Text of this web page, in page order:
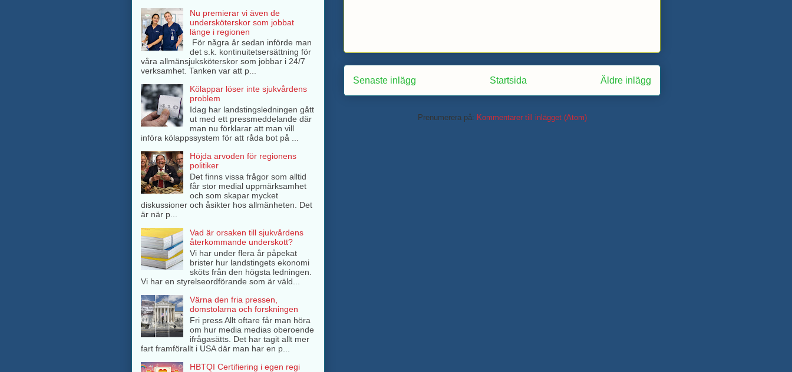
Senaste inlägg Äldre inlägg
Startsida
Prenumerera på: Kommentarer till inlägget (Atom)
Nu premierar vi även de
undersköterskor som jobbat
länge i regionen
För några år sedan införde man
det s.k. kontinuitetsersättning för
våra allmänsjuksköterskor som jobbar i 24/7
verksamhet. Tanken var att p...
Kölappar löser inte sjukvårdens
problem
Idag har landstingsledningen gått
ut med ett pressmeddelande där
man nu förklarar att man vill
införa kölappssystem för att råda bot på ...
Höjda arvoden för regionens
politiker
Det finns vissa frågor som alltid
får stor medial uppmärksamhet
och som skapar mycket
diskussioner och åsikter hos allmänheten. Det
är när p...
Vad är orsaken till sjukvårdens
återkommande underskott?
Vi har under flera år påpekat
brister hur landstingets ekonomi
sköts från den högsta ledningen.
Vi har en styrelseordförande som är väld...
Värna den fria pressen,
domstolarna och forskningen
Fri press Allt oftare får man höra
om hur media medias oberoende
ifrågasätts. Det har tagit allt mer
fart framförallt i USA där man har en p...
HBTQI Certifiering i egen regi